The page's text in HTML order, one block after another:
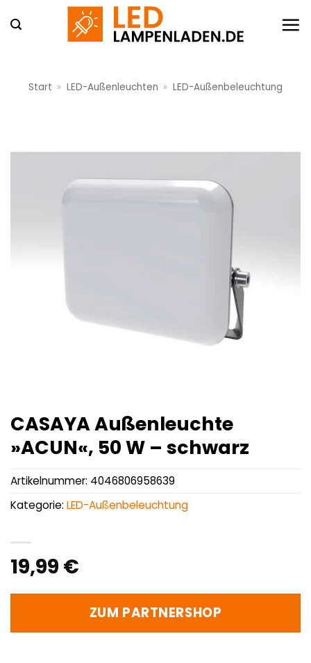
Inhalt
Start » LED-Außenleuchten » LED-Außenbeleuchtung
CASAYA Außenleuchte
»ACUN«, 50 W – schwarz
19,99 €
ZUM PARTNERSHOP
Artikelnummer: 4046806958639
Kategorie: LED-Außenbeleuchtung